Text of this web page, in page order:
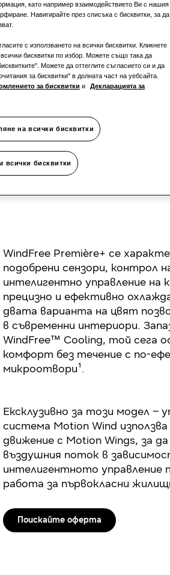
Документация
WindFree Première+ се
подобрени сензори, контрол
интелигентно управление на
прецизно и ефективно
двата варианта на цвят
в съвременни интериори.
WindFree™ Cooling, той сега
комфорт без течение с по-
микроотвори¹.
Ексклузивно за този модел –
система Motion Wind използва
движение с Motion Wings, за
въздушния поток в
интелигентното управление
работа за първокласни
Поискайте оферта
като например взаимодействието Ви с нашия
Навигирайте през списъка с бисквитки, за да
с използването на всички бисквитки. Кликнете
бисквитки по избор. Можете също така да
Можете да оттеглите съгласието си и да
за бисквитки" в долната част на уебсайта.
за бисквитки и
Декларацията за
на всички бисквитки
всички бисквитки